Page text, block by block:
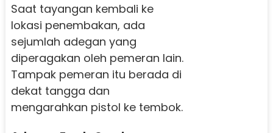
Saat tayangan kembali ke
lokasi penembakan, ada
sejumlah adegan yang
diperagakan oleh pemeran lain.
Tampak pemeran itu berada di
dekat tangga dan
mengarahkan pistol ke tembok.